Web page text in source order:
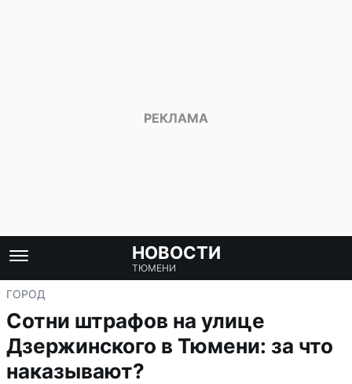
НОВОСТИ
ТЮМЕНИ
ГОРОД
Сотни штрафов на улице
Дзержинского в Тюмени: за что
наказывают?